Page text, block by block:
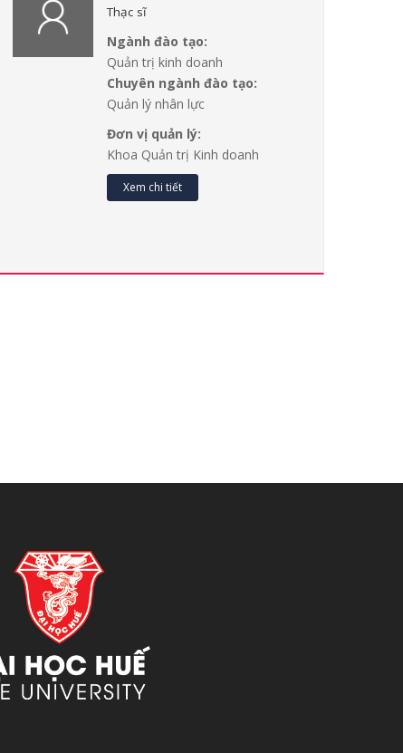
Thạc sĩ
Ngành đào tạo:
Quản trị kinh doanh
Chuyên ngành đào tạo:
Quản lý nhân lực
Đơn vị quản lý:
Khoa Quản trị Kinh doanh
Xem chi tiết